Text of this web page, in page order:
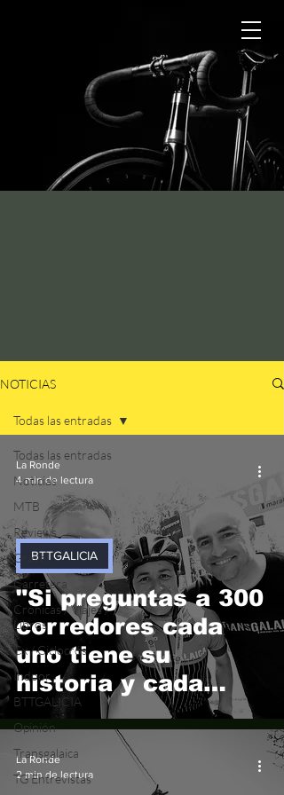
NOTICIAS
Todas las entradas
Noticias
MTB
Reviews
Gravel
Carretera
Crónicas / Viajes /
Libros
Cx / Ciclocrós
Indoor
BTTGALICIA
Opinión
Transgalaica
TG Entrevistas
Todas las entradas
"Si preguntas a 300
corredores cada
uno tiene su
historia y cada
historia es una
Transgalaica".
BTTGALICIA
La Ronde
4 min de lectura
La Ronde
2 min de lectura